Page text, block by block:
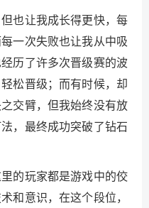
也让我成长得更快，每
一次失败也让我从中吸
历了许多次晋级赛的波
松晋级；而有时候，却
交臂，但我始终没有放
，最终成功突破了钻石
的玩家都是游戏中的佼
和意识，在这个段位，